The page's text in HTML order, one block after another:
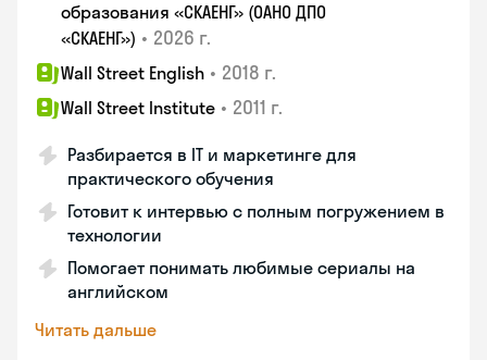
образования «СКАЕНГ» (ОАНО ДПО
«СКАЕНГ») • 2026 г.
Wall Street English • 2018 г.
Wall Street Institute • 2011 г.
Разбирается в IT и маркетинге для
практического обучения
Готовит к интервью с полным погружением в
технологии
Помогает понимать любимые сериалы на
английском
Читать дальше